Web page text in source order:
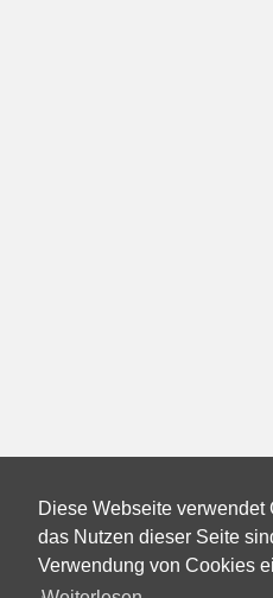
Diese Webseite verwendet
das Nutzen dieser Seite
Verwendung von Cookies